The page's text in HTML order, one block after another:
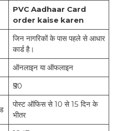
PVC Aadhaar Card
order kaise karen
जिन नागरिकों के पास पहले से आधार
कार्ड है।
ऑनलाइन या ऑफलाइन
₹50
पोस्ट ऑफिस से 10 से 15 दिन के
भीतर